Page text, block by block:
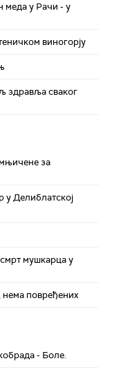
меда у Рачи - у
виногорју
здравља сваког
за
у Делиблатској
мушкарца у
повређених
- Боле.